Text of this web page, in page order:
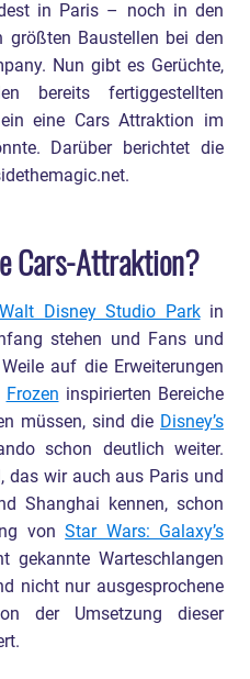
in Paris – noch in den
größten Baustellen bei den
Nun gibt es Gerüchte,
bereits fertiggestellten
eine Cars Attraktion im
Darüber berichtet die
Cars-Attraktion?
Walt Disney Studio Parkin
stehen und Fans und
auf die Erweiterungen
Frozen inspirierten Bereiche
müssen, sind die Disney’s
schon deutlich weiter.
das wir auch aus Paris und
Shanghai kennen, schon
vonStar Wars: Galaxy’s
gekannte Warteschlangen
nicht nur ausgesprochene
der Umsetzung dieser